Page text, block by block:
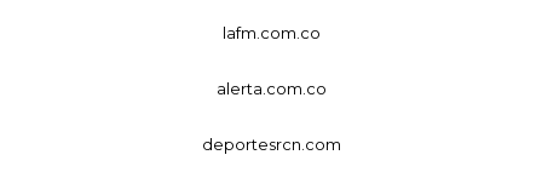
lafm.com.co
alerta.com.co
deportesrcn.com